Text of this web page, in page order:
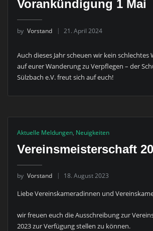
Vorankündigung 1 Mai
by Vorstand 21. April 2024
Auch dieses Jahr scheuen wir kein schlechtes
auf eurer Wanderung zu Verpflegen – der
Sülzbach e.V. freut sich auf euch!
Aktuelle Meldungen, Neuigkeiten
Vereinsmeisterschaft
by Vorstand 18. August 2023
Liebe Vereinskameradinnen und
wir freuen euch die Ausschreibung zur
2023 zur Verfügung stellen zu können.